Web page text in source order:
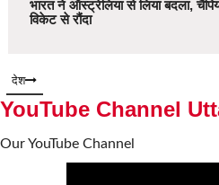
भारत ने ऑस्ट्रेलिया से लिया बदला,
विकेट से रौंदा
देश
YouTube Channel
Our YouTube Channel